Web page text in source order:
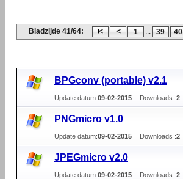
Bladzijde 41/64: 1 ... 39 40
BPGconv (portable) v2.1
Update datum:09-02-2015 Downloads :2
PNGmicro v1.0
Update datum:09-02-2015 Downloads :2
JPEGmicro v2.0
Update datum:09-02-2015 Downloads :2